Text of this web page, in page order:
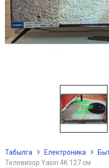
Табылга Електроника
Телевизор Yasin 4K 127 см